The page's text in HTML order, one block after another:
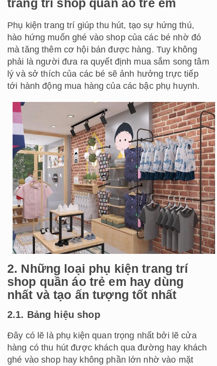
trang trí shop quần áo trẻ em
Phụ kiện trang trí giúp thu hút, tạo sự hứng thú,
hào hứng muốn ghé vào shop của các bé nhờ đó
mà tăng thêm cơ hội bán được hàng. Tuy không
phải là người đưa ra quyết định mua sắm song tâm
lý và sở thích của các bé sẽ ảnh hưởng trực tiếp
tới hành động mua hàng của các bậc phụ huynh.
2. Những loại phụ kiện trang trí
shop quần áo trẻ em hay dùng
nhất và tạo ấn tượng tốt nhất
2.1. Bảng hiệu shop
Đây có lẽ là phụ kiện quan trọng nhất bởi lẽ cửa
hàng có thu hút được khách qua đường hay khách
ghé vào shop hay không phần lớn nhờ vào mặt